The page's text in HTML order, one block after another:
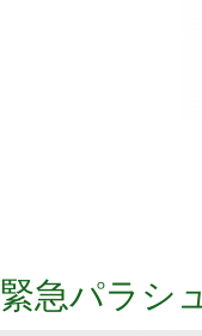
緊急パラシ